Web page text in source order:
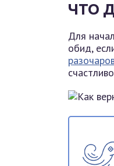
ЧТО
Для
обид,